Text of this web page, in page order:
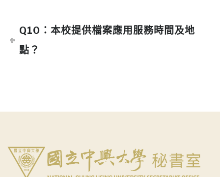
Q10：本校提供檔案應用服務時間及地
點？